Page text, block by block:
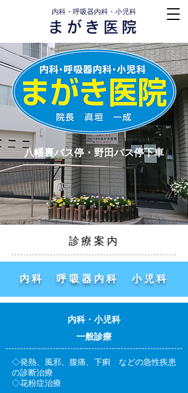
内科・呼吸器内科・小児科
まがき医院
八幡裏バス停・野田バス停下車
診療案内
内科 呼吸器内科 小児科
​内科・小児科
​一般診療
◇発熱、風邪、腹痛、下痢 などの急性疾患
の診断治療
◇花粉症治療